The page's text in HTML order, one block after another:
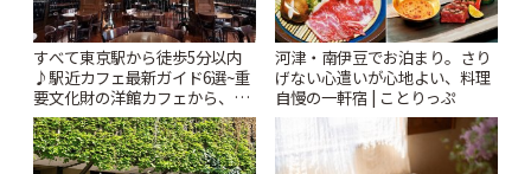
すべて東京駅から徒歩5分以内
♪駅近カフェ最新ガイド6選~重
要文化財の洋館カフェから、改
札すぐのレトロ喫茶まで~ | こと
りっぷ
河津・南伊豆でお泊まり。さり
げない心遣いが心地よい、料理
自慢の一軒宿 | ことりっぷ